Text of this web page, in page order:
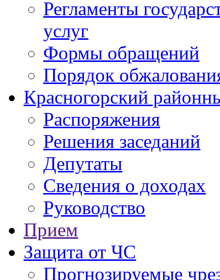
Регламенты
услуг
Формы обращений
Порядок
Красногорский
Распоряжения
Решения заседаний
Депутаты
Сведения о доходах
Руководство
Прием
Защита от ЧС
Прогнозируемые